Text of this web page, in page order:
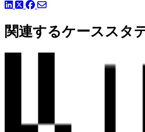
LinkedIn
ツイッター
Facebook
関連するケーススタ